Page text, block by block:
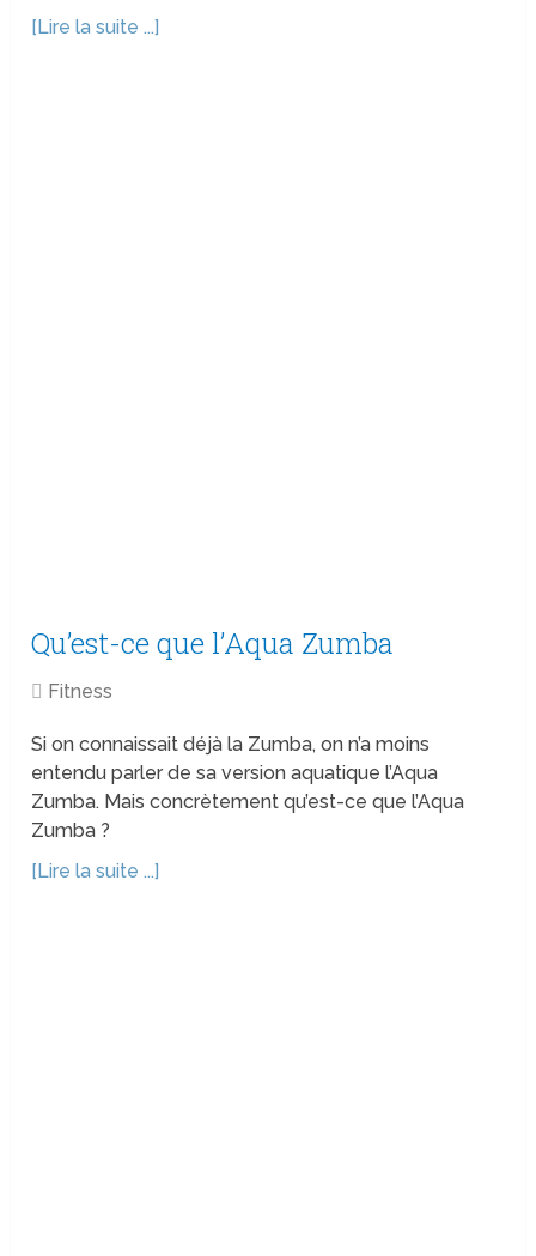
[Lire la suite ...]
Qu’est-ce que l’Aqua Zumba
Fitness
Si on connaissait déjà la Zumba, on n’a moins
entendu parler de sa version aquatique l’Aqua
Zumba. Mais concrètement qu’est-ce que l’Aqua
Zumba ?
[Lire la suite ...]